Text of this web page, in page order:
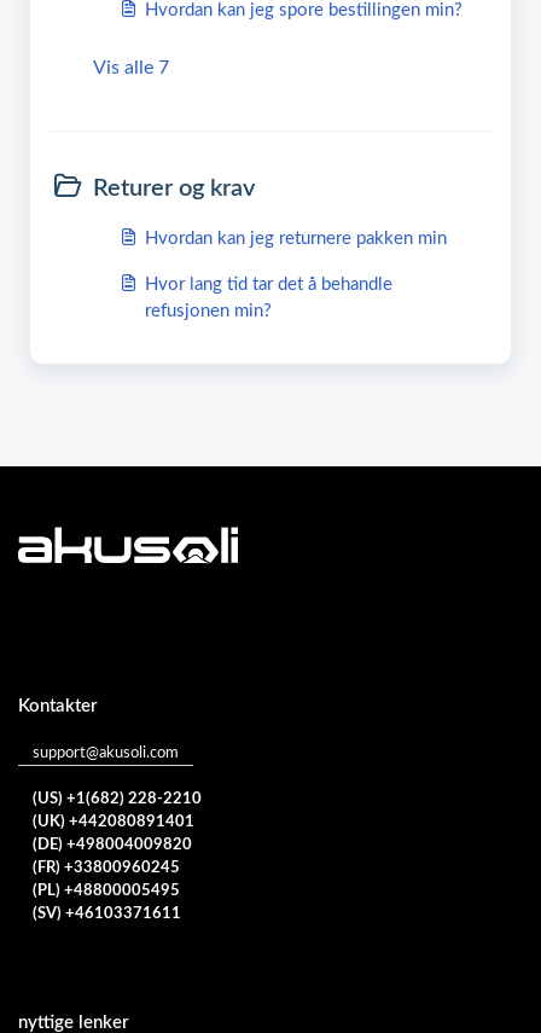
Hvordan kan jeg spore bestillingen min?
Vis alle 7
Returer og krav
Hvordan kan jeg returnere pakken min
Hvor lang tid tar det å behandle
refusjonen min?
Kontakter
support@akusoli.com
(US) +1(682) 228-2210
(UK) +442080891401
(DE) +498004009820
(FR) +33800960245
(PL) +48800005495
(SV) +46103371611
nyttige lenker